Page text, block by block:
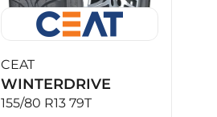
CEAT
WINTERDRIVE
155/80 R13 79T